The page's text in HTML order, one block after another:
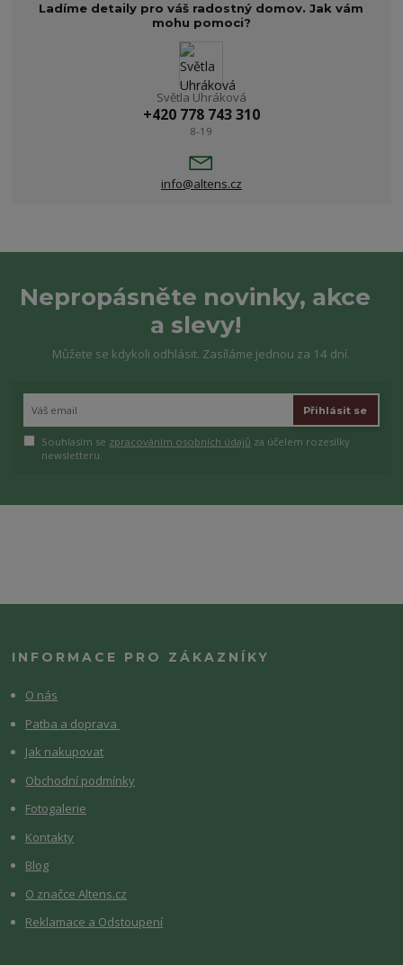
Ladíme detaily pro váš radostný domov. Jak vám
mohu pomoci?
Světla Uhráková
+420 778 743 310
8-19
info@altens.cz
Nepropásněte novinky, akce
a slevy!
Můžete se kdykoli odhlásit. Zasíláme jednou za 14 dní.
Přihlásit se
Souhlasím se zpracováním osobních údajů za účelem rozesílky
newsletteru.
INFORMACE PRO ZÁKAZNÍKY
O nás
Patba a doprava
Jak nakupovat
Obchodní podmínky
Fotogalerie
Kontakty
Blog
O značce Altens.cz
Reklamace a Odstoupení